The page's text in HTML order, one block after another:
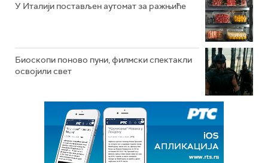
У Италији постављен аутомат за ражњиће
Биоскопи поново пуни, филмски спектакли
освојили свет